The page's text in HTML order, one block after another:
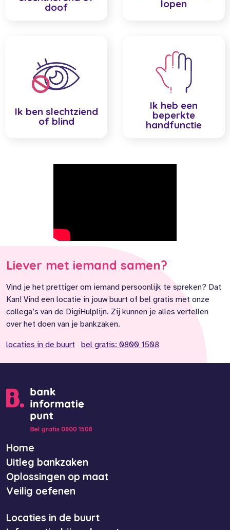
doof lopen
Ik ben slechtziend
of blind
Ik heb een
beperkte
handfunctie
Liever met iemand samen?
Vind je het prettiger om iemand persoonlijk te spreken? Dat
Kan! Vind een locatie in jouw buurt of bel gratis met onze
collega’s van de DigiHulplijn. Zij kunnen je alles vertellen
over het doen van je bankzaken.
locaties in de buurt
bel gratis: 0800 1508
Home
Uitleg bankzaken
Oplossingen op maat
Veilig oefenen
Locaties in de buurt